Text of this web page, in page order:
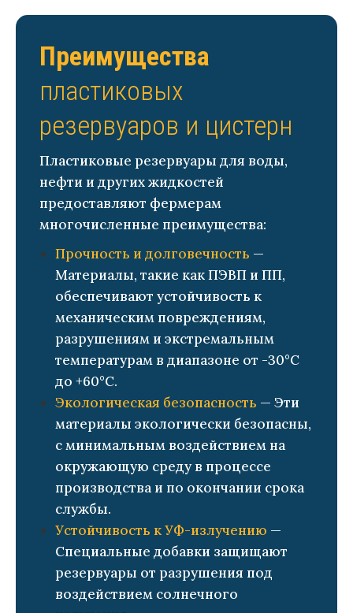
Преимущества
пластиковых
резервуаров и цистерн
Пластиковые резервуары для воды,
нефти и других жидкостей
предоставляют фермерам
многочисленные преимущества:
Прочность и долговечность —
Материалы, такие как ПЭВП и ПП,
обеспечивают устойчивость к
механическим повреждениям,
разрушениям и экстремальным
температурам в диапазоне от -30°C
до +60°C.
Экологическая безопасность — Эти
материалы экологически безопасны,
с минимальным воздействием на
окружающую среду в процессе
производства и по окончании срока
службы.
Устойчивость к УФ-излучению —
Специальные добавки защищают
резервуары от разрушения под
воздействием солнечного